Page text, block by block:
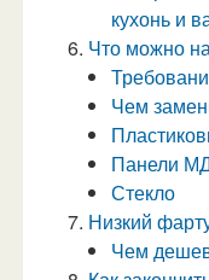
кухонь и
Что можно
Чем
Панели
Стекло
Низкий
Чем